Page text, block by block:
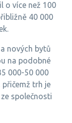
o více než 100
40 000
nových bytů
na podobné
000-50 000
trh je
společnosti